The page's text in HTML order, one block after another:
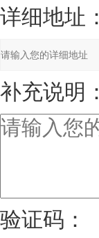
详细地址：
补充说明：
验证码：